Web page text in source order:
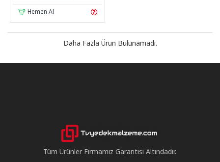
Hemen Al
Daha Fazla Ürün Bulunamadı.
Tüm Ürünler Firmamız Garantisi Altındadır.